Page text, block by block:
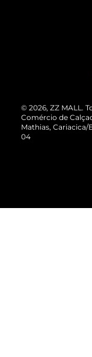
ZZ MALL é
Cartão
Vendas
Devolução
Compre pelo
© 2026, ZZ MALL.
Comércio de
Mathias, Cariacica/
04